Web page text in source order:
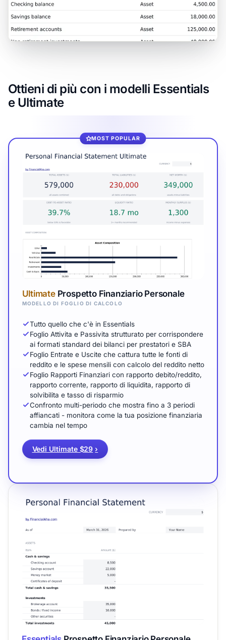
Ottieni di più con i modelli Essentials
e Ultimate
MOST POPULAR
UltimateProspetto Finanziario Personale
MODELLO DI FOGLIO DI CALCOLO
Tutto quello che c'è in Essentials
Foglio Attivita e Passivita strutturato per corrispondere
ai formati standard dei bilanci per prestatori e SBA
Foglio Entrate e Uscite che cattura tutte le fonti di
reddito e le spese mensili con calcolo del reddito netto
Foglio Rapporti Finanziari con rapporto debito/reddito,
rapporto corrente, rapporto di liquidita, rapporto di
solvibilita e tasso di risparmio
Confronto multi-periodo che mostra fino a 3 periodi
affiancati - monitora come la tua posizione finanziaria
cambia nel tempo
Vedi Ultimate $29 ›